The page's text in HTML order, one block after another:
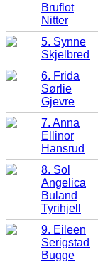
Bruflot
Nitter
5. Synne
Skjelbred
6. Frida
Sørlie
Gjevre
7. Anna
Ellinor
Hansrud
8. Sol
Angelica
Buland
Tyrihjell
9. Eileen
Serigstad
Bugge